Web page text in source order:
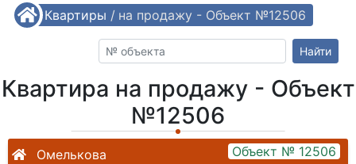
/ Квартиры /
Квартира на продажу - Объект №12506
Найти
Квартира на продажу - Объект
№12506
Омелькова Объект № 12506